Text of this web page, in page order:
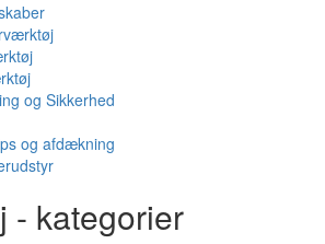
og Sikkerhed
og afdækning
- kategorier